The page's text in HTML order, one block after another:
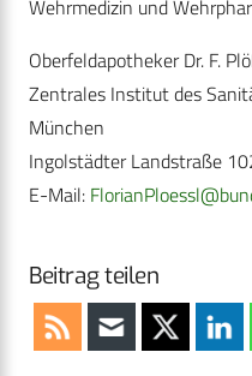
Wehrmedizin und
Oberfeldapotheker Dr. F.
Zentrales Institut des
München
Ingolstädter Landstraße
E-Mail:
Beitrag teilen